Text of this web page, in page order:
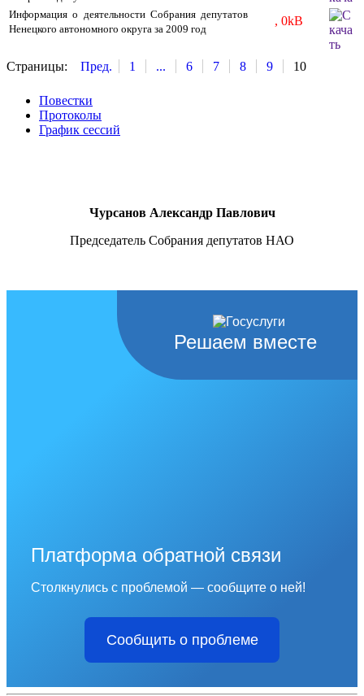
Информация о деятельности Собрания депутатов
Ненецкого автономного округа за 2009 год
, 0kB
Страницы: Пред. 1 ... 6 7 8 9 10
Повестки
Протоколы
График сессий
Чурсанов Александр Павлович
Председатель Собрания депутатов НАО
Решаем вместе
Платформа обратной связи
Столкнулись с проблемой — сообщите о ней!
Сообщить о проблеме